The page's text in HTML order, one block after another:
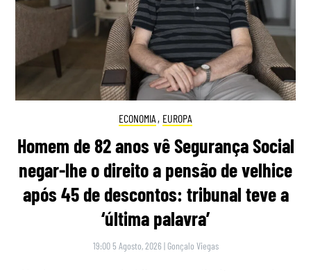
ECONOMIA , EUROPA
Homem de 82 anos vê Segurança Social
negar-lhe o direito a pensão de velhice
após 45 de descontos: tribunal teve a
‘última palavra’
19:00 5 Agosto, 2026 | Gonçalo Viegas